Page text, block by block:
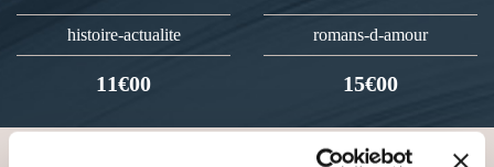
histoire-actualite
11€00
romans-d-amour
15€00